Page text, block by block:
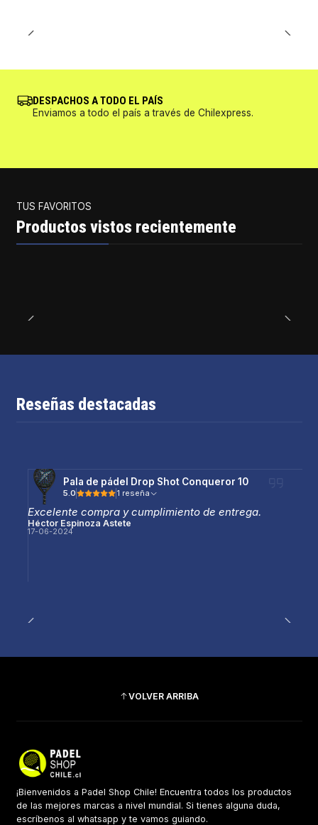
DESPACHOS A TODO EL PAÍS
Enviamos a todo el país a través de Chilexpress.
TUS FAVORITOS
Productos vistos recientemente
Reseñas destacadas
Pala de pádel Drop Shot Conqueror 10
5.0 1 reseña
Excelente compra y cumplimiento de entrega.
Héctor Espinoza Astete
17-06-2024
VOLVER ARRIBA
¡Bienvenidos a Padel Shop Chile! Encuentra todos los productos
de las mejores marcas a nivel mundial. Si tienes alguna duda,
escríbenos al whatsapp y te vamos guiando.